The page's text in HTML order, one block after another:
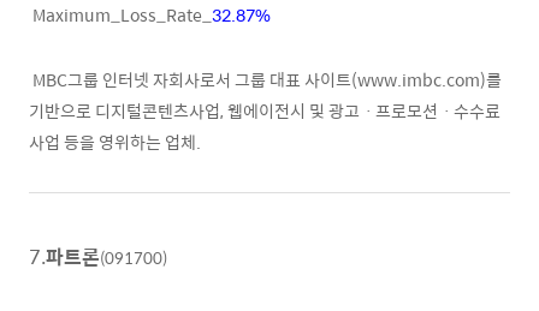
Maximum_Loss_Rate_ 32.87%
MBC그룹 인터넷 자회사로서 그룹 대표 사이트(www.imbc.com)를
기반으로 디지털콘텐츠사업, 웹에이전시 및 광고ㆍ프로모션ㆍ수수료
사업 등을 영위하는 업체.
7.파트론(091700)